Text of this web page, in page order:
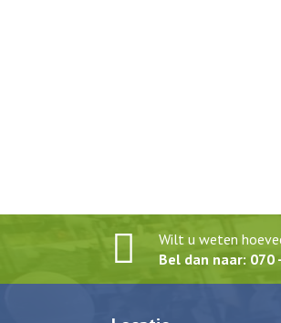
Wilt u weten
Bel dan naar: 070